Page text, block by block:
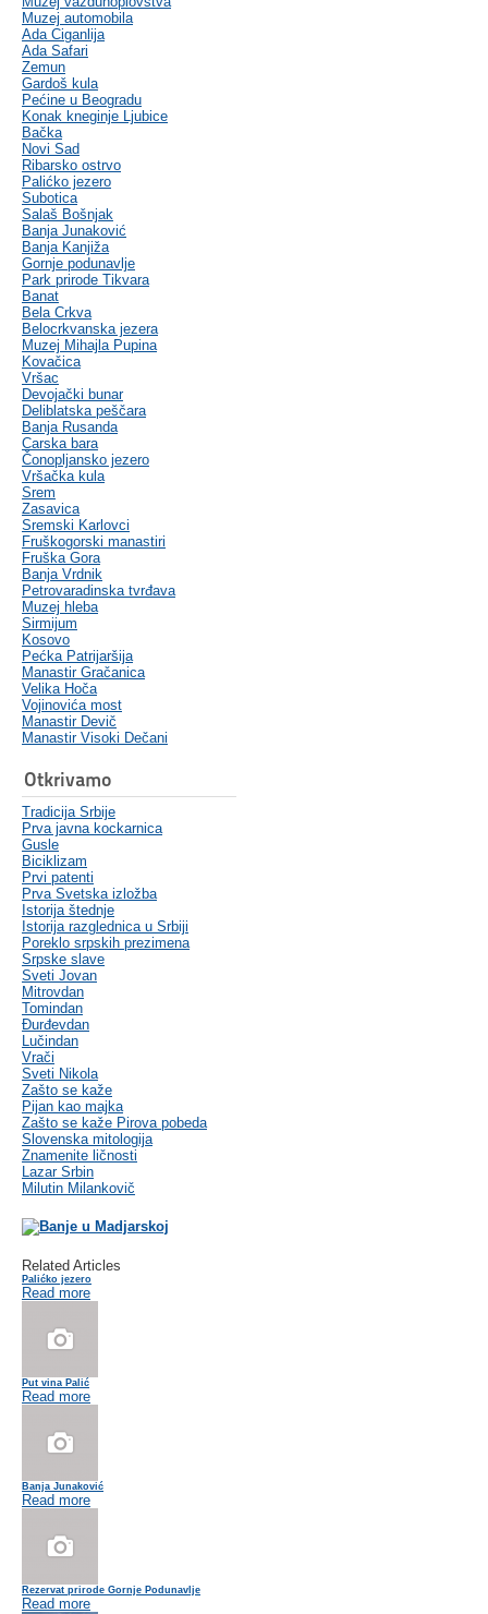
Muzej automobila
Ada Ciganlija
Ada Safari
Zemun
Gardoš kula
Pećine u Beogradu
Konak kneginje Ljubice
Bačka
Novi Sad
Ribarsko ostrvo
Palićko jezero
Subotica
Salaš Bošnjak
Banja Junaković
Banja Kanjiža
Gornje podunavlje
Park prirode Tikvara
Banat
Bela Crkva
Belocrkvanska jezera
Muzej Mihajla Pupina
Kovačica
Vršac
Devojački bunar
Deliblatska peščara
Banja Rusanda
Carska bara
Čonopljansko jezero
Vršačka kula
Srem
Zasavica
Sremski Karlovci
Fruškogorski manastiri
Fruška Gora
Banja Vrdnik
Petrovaradinska tvrđava
Muzej hleba
Sirmijum
Kosovo
Pećka Patrijaršija
Manastir Gračanica
Velika Hoča
Vojinovića most
Manastir Devič
Manastir Visoki Dečani
Otkrivamo
Tradicija Srbije
Prva javna kockarnica
Gusle
Biciklizam
Prvi patenti
Prva Svetska izložba
Istorija štednje
Istorija razglednica u Srbiji
Poreklo srpskih prezimena
Srpske slave
Sveti Jovan
Mitrovdan
Tomindan
Đurđevdan
Lučindan
Vrači
Sveti Nikola
Zašto se kaže
Pijan kao majka
Zašto se kaže Pirova pobeda
Slovenska mitologija
Znamenite ličnosti
Lazar Srbin
Milutin Milankovič
Related Articles
Palićko jezero
Read more
Put vina Palić
Read more
Banja Junaković
Read more
Rezervat prirode Gornje Podunavlje
Read more